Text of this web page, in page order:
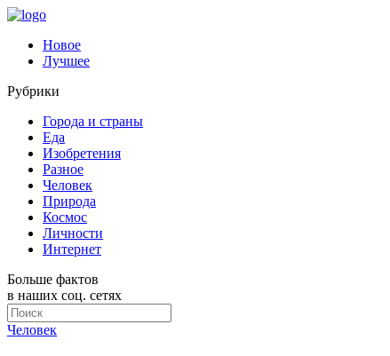
Новое
Лучшее
Рубрики
Города и страны
Еда
Изобретения
Разное
Человек
Природа
Космос
Личности
Интернет
Больше фактов
в наших соц. сетях
Человек